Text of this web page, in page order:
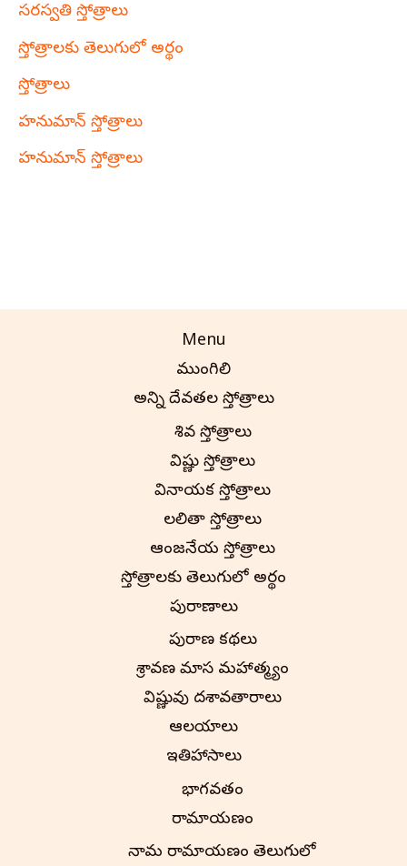
సరస్వతి స్తోత్రాలు
స్తోత్రాలకు తెలుగులో అర్థం
స్తోత్రాలు
హనుమాన్ స్తోత్రాలు
హనుమాన్ స్తోత్రాలు
Menu
ముంగిలి
అన్ని దేవతల స్తోత్రాలు
శివ స్తోత్రాలు
విష్ణు స్తోత్రాలు
వినాయక స్తోత్రాలు
లలితా స్తోత్రాలు
ఆంజనేయ స్తోత్రాలు
స్తోత్రాలకు తెలుగులో అర్థం
పురాణాలు
పురాణ కథలు
శ్రావణ మాస మహాత్మ్యం
విష్ణువు దశావతారాలు
ఆలయాలు
ఇతిహాసాలు
భాగవతం
రామాయణం
నామ రామాయణం తెలుగులో